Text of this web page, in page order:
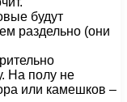
будут
раздельно (они
На полу не
или камешков –